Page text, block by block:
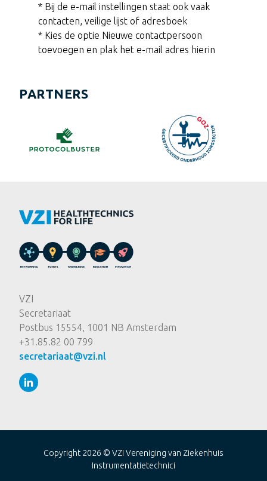
* Bij de e-mail instellingen staat ook vaak
contacten, veilige lijst of adresboek
* Kies de optie Nieuwe contactpersoon
toevoegen en plak het e-mail adres hierin
PARTNERS
VZI
Secretariaat
Postbus 15554, 1001 NB Amsterdam
+31.85.82 00 799
secretariaat@vzi.nl
Copyright 2026 © VZI Vereniging van Ziekenhuis
Instrumentatietechnici